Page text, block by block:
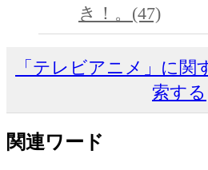
き！。(47)
「テレビアニメ」に
索する
関連ワード